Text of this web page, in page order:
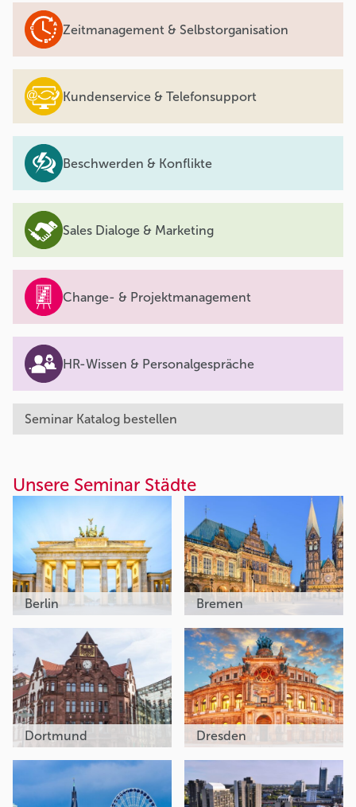
Zeitmanagement & Selbstorganisation
Kundenservice & Telefonsupport
Beschwerden & Konflikte
Sales Dialoge & Marketing
Change- & Projektmanagement
HR-Wissen & Personalgespräche
Seminar Katalog bestellen
Unsere Seminar Städte
Berlin Bremen
Dortmund Dresden